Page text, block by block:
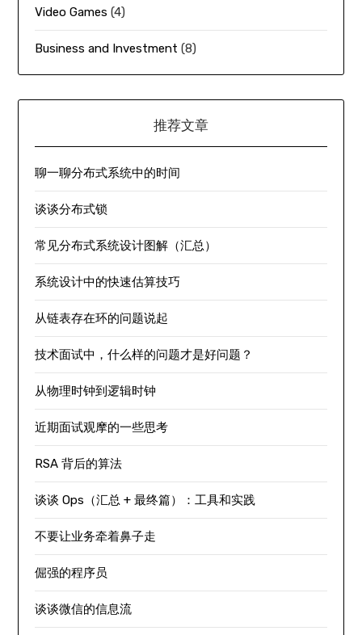
Video Games (4)
Business and Investment (8)
推荐文章
聊一聊分布式系统中的时间
谈谈分布式锁
常见分布式系统设计图解（汇总）
系统设计中的快速估算技巧
从链表存在环的问题说起
技术面试中，什么样的问题才是好问题？
从物理时钟到逻辑时钟
近期面试观摩的一些思考
RSA 背后的算法
谈谈 Ops（汇总 + 最终篇）：工具和实践
不要让业务牵着鼻子走
倔强的程序员
谈谈微信的信息流